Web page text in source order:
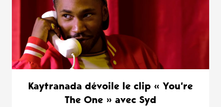
Kaytranada dévoile le clip « You’re
The One » avec Syd